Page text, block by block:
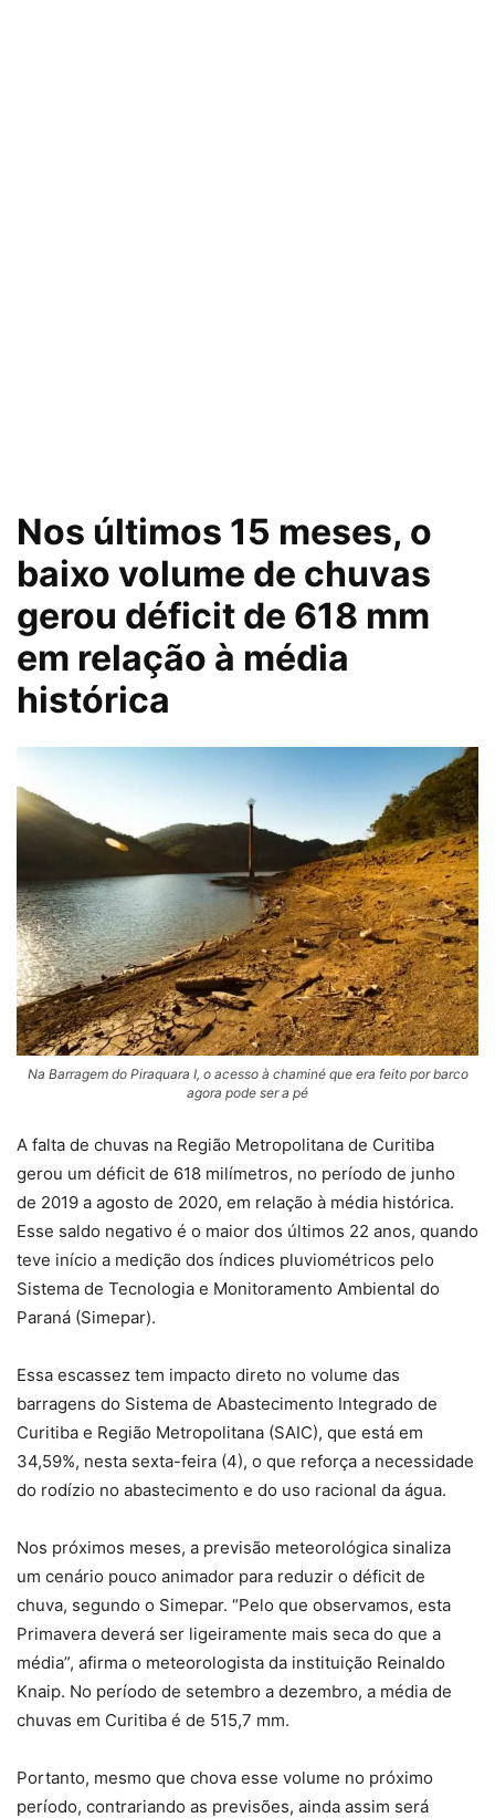
Nos últimos 15 meses, o
baixo volume de chuvas
gerou déficit de 618 mm
em relação à média
histórica
Na Barragem do Piraquara I, o acesso à chaminé que era feito por barco
agora pode ser a pé
A falta de chuvas na Região Metropolitana de Curitiba
gerou um déficit de 618 milímetros, no período de junho
de 2019 a agosto de 2020, em relação à média histórica.
Esse saldo negativo é o maior dos últimos 22 anos, quando
teve início a medição dos índices pluviométricos pelo
Sistema de Tecnologia e Monitoramento Ambiental do
Paraná (Simepar).
Essa escassez tem impacto direto no volume das
barragens do Sistema de Abastecimento Integrado de
Curitiba e Região Metropolitana (SAIC), que está em
34,59%, nesta sexta-feira (4), o que reforça a necessidade
do rodízio no abastecimento e do uso racional da água.
Nos próximos meses, a previsão meteorológica sinaliza
um cenário pouco animador para reduzir o déficit de
chuva, segundo o Simepar. “Pelo que observamos, esta
Primavera deverá ser ligeiramente mais seca do que a
média”, afirma o meteorologista da instituição Reinaldo
Knaip. No período de setembro a dezembro, a média de
chuvas em Curitiba é de 515,7 mm.
Portanto, mesmo que chova esse volume no próximo
período, contrariando as previsões, ainda assim será